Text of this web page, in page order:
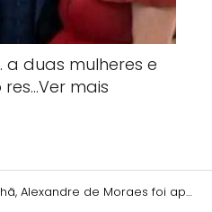
a duas mulheres e
mais
Alexandre de Moraes foi ap…